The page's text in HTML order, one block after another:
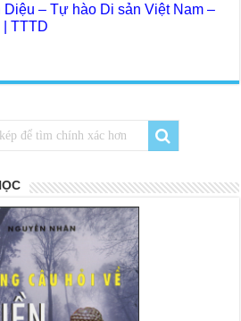
– Tự hào Di sản Việt Nam –
TTTD